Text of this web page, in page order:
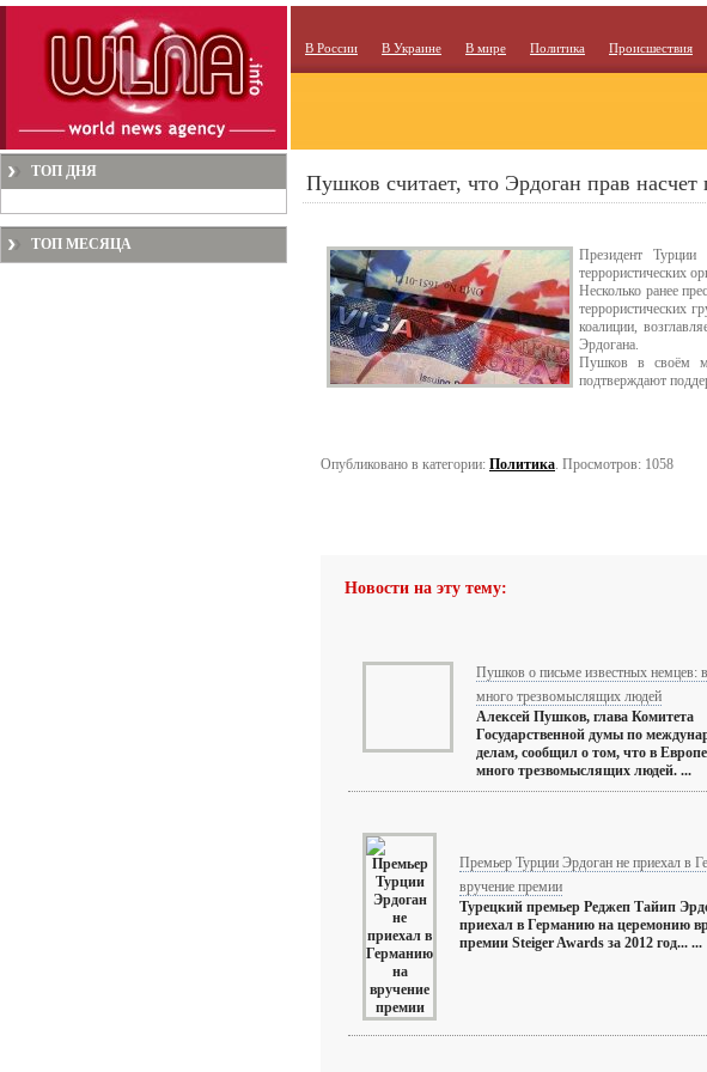
В России В Украине В мире Политика Происшествия
ТОП ДНЯ
ТОП МЕСЯЦА
Пушков считает, что Эрдоган прав
Президент
террористических
Несколько ранее
террористических
коалиции,
Эрдогана.
Пушков в своём
подтверждают
Опубликовано в категории: Политика. Просмотров: 1058
Новости на эту тему:
Пушков о письме известных немцев:
много трезвомыслящих людей
Алексей Пушков, глава Комитета
Государственной думы по
делам, сообщил о том, что в
много трезвомыслящих людей. ...
Премьер Турции Эрдоган не приехал в
вручение премии
Турецкий премьер Реджеп Тайип
приехал в Германию на церемонию
премии Steiger Awards за 2012 год... ...